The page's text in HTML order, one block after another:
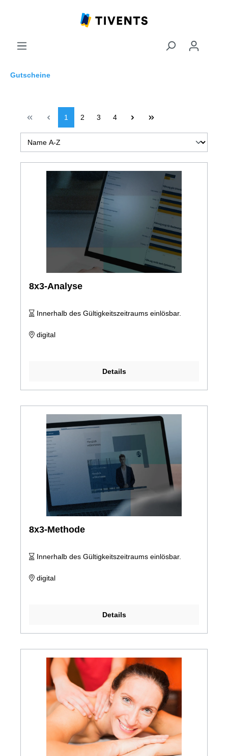
Gutscheine
1 2 3 4
8x3-Analyse
Innerhalb des Gültigkeitszeitraums einlösbar.
digital
Details
8x3-Methode
Innerhalb des Gültigkeitszeitraums einlösbar.
digital
Details